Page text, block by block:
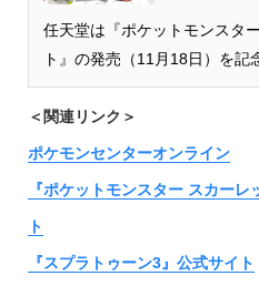
任天堂は『ポケットモンスタ
ト』の発売（11月18日）を記
＜関連リンク＞
ポケモンセンターオンライン
『ポケットモンスター スカー
ト
『スプラトゥーン3』公式サイト